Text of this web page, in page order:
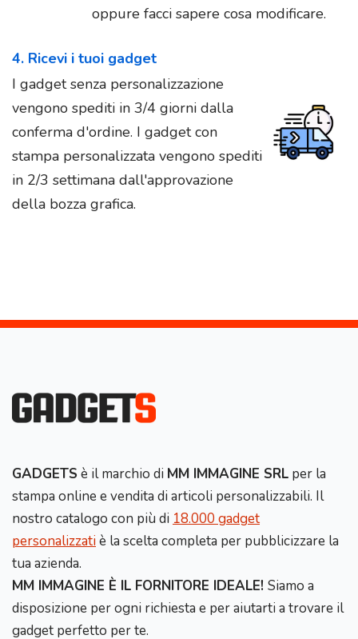
oppure facci sapere cosa modificare.
4. Ricevi i tuoi gadget
I gadget senza personalizzazione
vengono spediti in 3/4 giorni dalla
conferma d'ordine. I gadget con
stampa personalizzata vengono spediti
in 2/3 settimana dall'approvazione
della bozza grafica.
GADGETS è il marchio di MM IMMAGINE SRL per la
stampa online e vendita di articoli personalizzabili. Il
nostro catalogo con più di 18.000 gadget
personalizzatiè la scelta completa per pubblicizzare la
tua azienda.
MM IMMAGINE È IL FORNITORE IDEALE! Siamo a
disposizione per ogni richiesta e per aiutarti a trovare il
gadget perfetto per te.